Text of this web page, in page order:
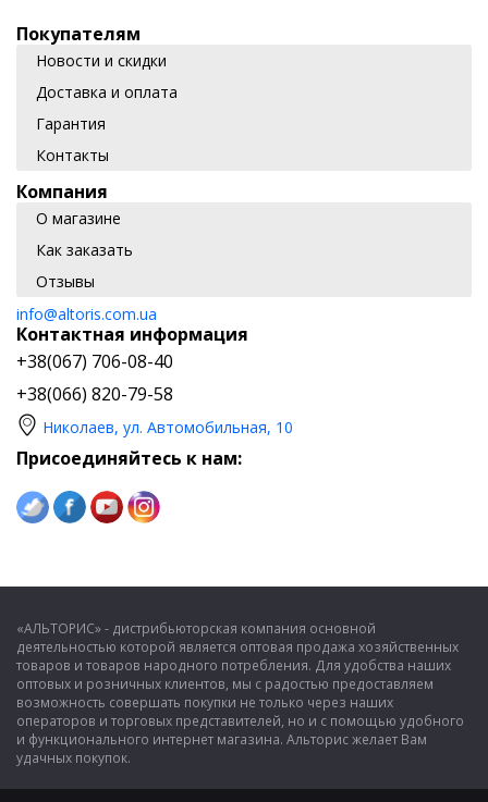
Покупателям
Новости и скидки
Доставка и оплата
Гарантия
Контакты
Компания
О магазине
Как заказать
Отзывы
info@altoris.com.ua
Контактная информация
+38(067) 706-08-40
+38(066) 820-79-58
Николаев, ул. Автомобильная, 10
Присоединяйтесь к нам:
«АЛЬТОРИС» - дистрибьюторская компания основной
деятельностью которой является оптовая продажа хозяйственных
товаров и товаров народного потребления. Для удобства наших
оптовых и розничных клиентов, мы с радостью предоставляем
возможность совершать покупки не только через наших
операторов и торговых представителей, но и с помощью удобного
и функционального интернет магазина. Альторис желает Вам
удачных покупок.